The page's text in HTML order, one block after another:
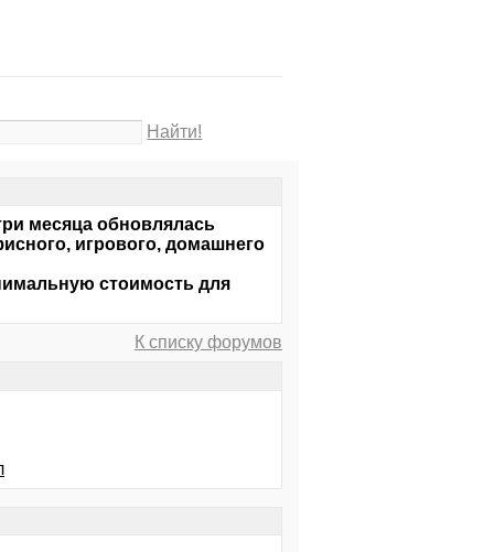
Найти!
месяца обновлялась
игрового, домашнего
стоимость для
К списку форумов